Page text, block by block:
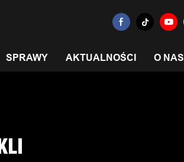
SPRAWY AKTUALNOŚCI O NAS